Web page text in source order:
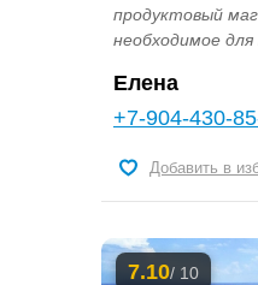
продуктовый
необходимое
Елена
+7-904-430-
Добавить в
7.10/ 10